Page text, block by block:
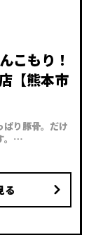
こもり！
【熊本市
ぱり豚骨。だけ
。…
る